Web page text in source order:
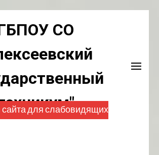
СО
сайта для слабовидящих